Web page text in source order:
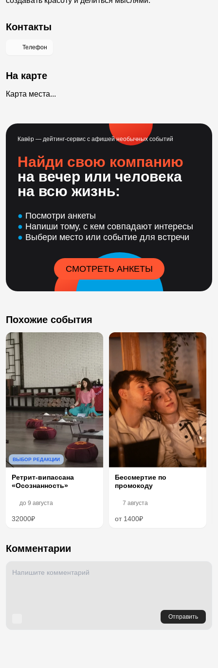
Контакты
Телефон
На карте
Карта места...
Кавёр — дейтинг-сервис с афишей необычных событий
Найди свою компанию
на вечер или человека
на всю жизнь:
● Посмотри анкеты
● Напиши тому, с кем совпадают интересы
● Выбери место или событие для встречи
СМОТРЕТЬ АНКЕТЫ
Похожие события
ВЫБОР РЕДАКЦИИ
Ретрит-випассана
«Осознанность»
до 9 августа
32000₽
Бессмертие по
промокоду
7 августа
от 1400₽
Комментарии
Отправить